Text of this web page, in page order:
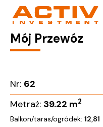
Mój Przewóz
Nr: 62
Metraż: 39.22 m2
Balkon/taras/ogródek: 12,81